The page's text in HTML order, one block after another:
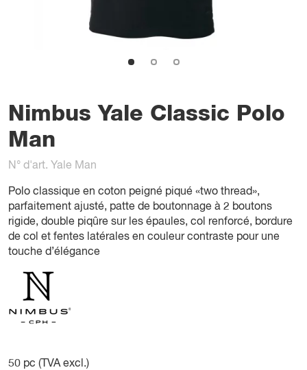
Nimbus Yale Classic Polo
Man
N° d'art. Yale Man
Polo classique en coton peigné piqué «two thread»,
parfaitement ajusté, patte de boutonnage à 2 boutons
rigide, double piqûre sur les épaules, col renforcé, bordure
de col et fentes latérales en couleur contraste pour une
touche d’élégance
50 pc (TVA excl.)